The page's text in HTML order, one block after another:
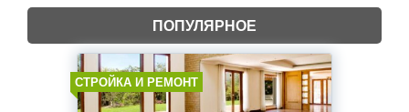
ПОПУЛЯРНОЕ
СТРОЙКА И РЕМОНТ